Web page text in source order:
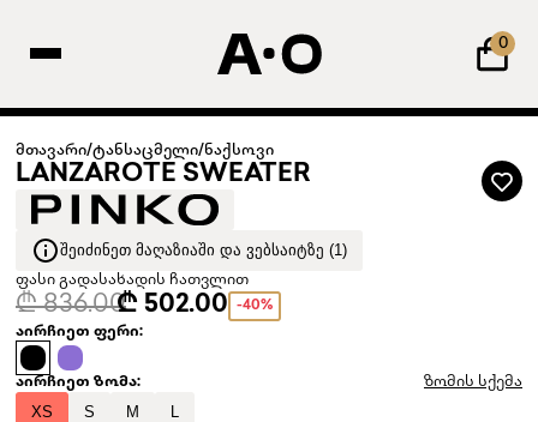
0
მთავარი/ტანსაცმელი/ნაქსოვი
LANZAROTE SWEATER
ᲨᲔᲘᲫᲘᲜᲔᲗ ᲛᲐᲦᲐᲖᲘᲐᲨᲘ ᲓᲐ ᲕᲔᲑᲡᲐᲘᲢᲖᲔ (1)
ფასი გადასახადის ჩათვლით
₾ 836.00₾ 502.00 -40%
აირჩიეთ ფერი:
აირჩიეთ ზომა: ზომის სქემა
XS S M L